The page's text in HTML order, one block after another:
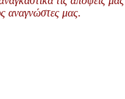
αναγνώστες μας.